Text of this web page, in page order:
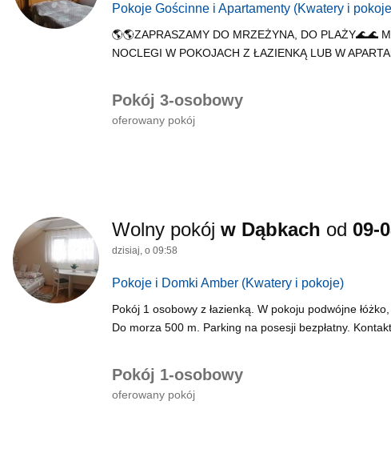
Pokoje Gościnne i Apartamenty (Kwatery i
🌎🌎ZAPRASZAMY DO MRZEŻYNA, DO PLAŻY🌊🌊
NOCLEGI W POKOJACH Z ŁAZIENKĄ LUB W
Pokój 3-osobowy
oferowany pokój
Wolny pokój w Dąbkach od 09-
dzisiaj, o 09:58
Pokoje i Domki Amber (Kwatery i pokoje)
Pokój 1 osobowy z łazienką. W pokoju podwójne
Do morza 500 m. Parking na posesji bezpłatny.
Pokój 1-osobowy
oferowany pokój